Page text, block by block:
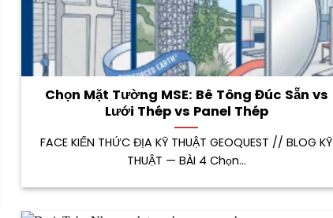
Chọn Mặt Tường MSE: Bê Tông Đúc Sẵn vs
Lưới Thép vs Panel Thép
FACE KIẾN THỨC ĐỊA KỸ THUẬT GEOQUEST // BLOG KỸ
THUẬT — BÀI 4 Chọn...